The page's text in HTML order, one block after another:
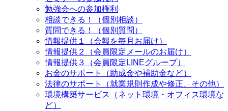
勉強会への参加権利
相談できる！（個別相談）
質問できる！（個別質問）
情報提供１（会報を毎月お届け）
情報提供２（会員限定メールのお届け）
情報提供３（会員限定LINEグループ）
お金のサポート（助成金や補助金など）
法律のサポート（就業規則作成や修正、その他）
環境構築サービス（ネット環境・オフィス環境な
ど）